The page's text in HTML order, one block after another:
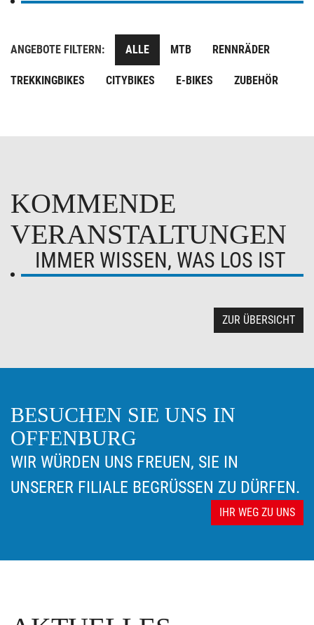
ANGEBOTE FILTERN: ALLE MTB RENNRÄDER
TREKKINGBIKES CITYBIKES E-BIKES ZUBEHÖR
KOMMENDE
VERANSTALTUNGEN
IMMER WISSEN, WAS LOS IST
ZUR ÜBERSICHT
BESUCHEN SIE UNS IN
OFFENBURG
WIR WÜRDEN UNS FREUEN, SIE IN
UNSERER FILIALE BEGRÜSSEN ZU DÜRFEN.
IHR WEG ZU UNS